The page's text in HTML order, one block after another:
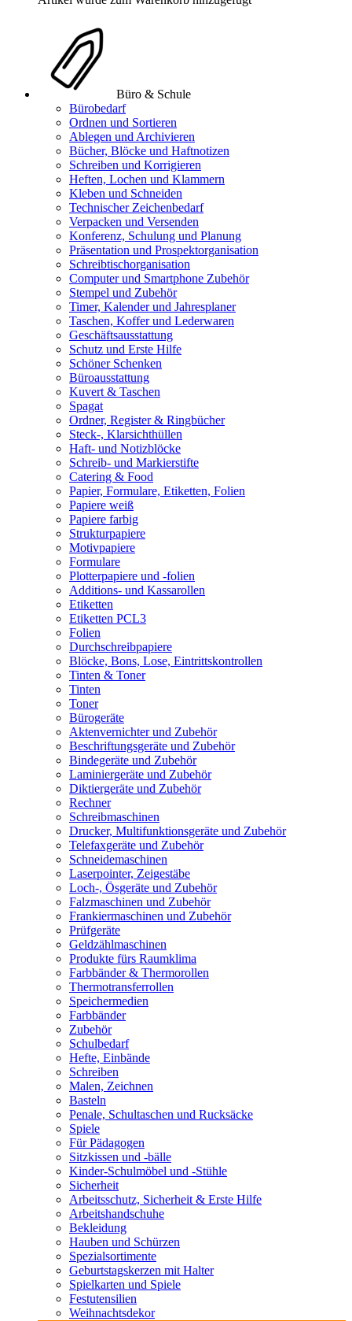
Büro & Schule
Bürobedarf
Ordnen und Sortieren
Ablegen und Archivieren
Bücher, Blöcke und Haftnotizen
Schreiben und Korrigieren
Heften, Lochen und Klammern
Kleben und Schneiden
Technischer Zeichenbedarf
Verpacken und Versenden
Konferenz, Schulung und Planung
Präsentation und Prospektorganisation
Schreibtischorganisation
Computer und Smartphone Zubehör
Stempel und Zubehör
Timer, Kalender und Jahresplaner
Taschen, Koffer und Lederwaren
Geschäftsausstattung
Schutz und Erste Hilfe
Schöner Schenken
Büroausstattung
Kuvert & Taschen
Spagat
Ordner, Register & Ringbücher
Steck-, Klarsichthüllen
Haft- und Notizblöcke
Schreib- und Markierstifte
Catering & Food
Papier, Formulare, Etiketten, Folien
Papiere weiß
Papiere farbig
Strukturpapiere
Motivpapiere
Formulare
Plotterpapiere und -folien
Additions- und Kassarollen
Etiketten
Etiketten PCL3
Folien
Durchschreibpapiere
Blöcke, Bons, Lose, Eintrittskontrollen
Tinten & Toner
Tinten
Toner
Bürogeräte
Aktenvernichter und Zubehör
Beschriftungsgeräte und Zubehör
Bindegeräte und Zubehör
Laminiergeräte und Zubehör
Diktiergeräte und Zubehör
Rechner
Schreibmaschinen
Drucker, Multifunktionsgeräte und Zubehör
Telefaxgeräte und Zubehör
Schneidemaschinen
Laserpointer, Zeigestäbe
Loch-, Ösgeräte und Zubehör
Falzmaschinen und Zubehör
Frankiermaschinen und Zubehör
Prüfgeräte
Geldzählmaschinen
Produkte fürs Raumklima
Farbbänder & Thermorollen
Thermotransferrollen
Speichermedien
Farbbänder
Zubehör
Schulbedarf
Hefte, Einbände
Schreiben
Malen, Zeichnen
Basteln
Penale, Schultaschen und Rucksäcke
Spiele
Für Pädagogen
Sitzkissen und -bälle
Kinder-Schulmöbel und -Stühle
Sicherheit
Arbeitsschutz, Sicherheit & Erste Hilfe
Arbeitshandschuhe
Bekleidung
Hauben und Schürzen
Spezialsortimente
Geburtstagskerzen mit Halter
Spielkarten und Spiele
Festutensilien
Weihnachtsdekor